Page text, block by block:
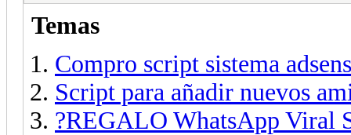
Temas
Compro script sistema
Script para añadir nuevos
?REGALO WhatsApp Viral